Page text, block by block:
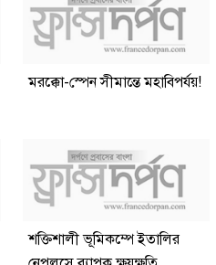
মরক্কো-স্পেন সীমান্তে মহাবিপর্যয়!
শক্তিশালী ভূমিকম্পে ইতালির